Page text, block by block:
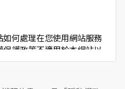
何處理在您使用網站服務
護政策不適用於本網站以
網站所委託或參與管理的